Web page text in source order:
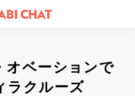
オベーションで
ラクルーズ